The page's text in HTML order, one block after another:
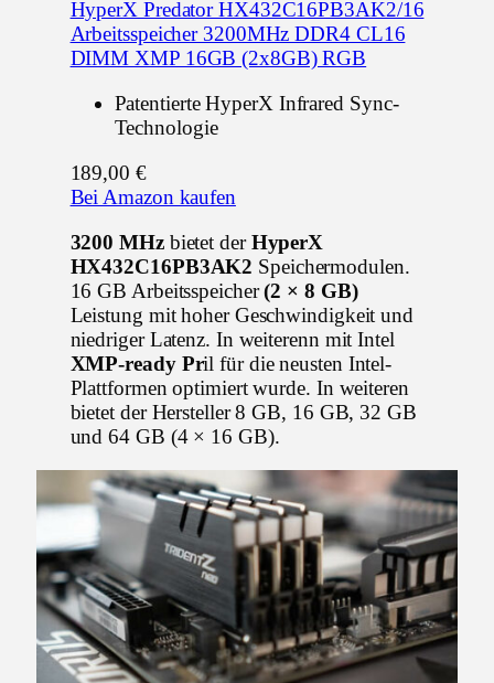
HyperX Predator HX432C16PB3AK2/16
Arbeitsspeicher 3200MHz DDR4 CL16
DIMM XMP 16GB (2x8GB) RGB
Patentierte HyperX Infrared Sync-
Technologie
189,00 €
Bei Amazon kaufen
3200 MHzbietet derHyperX
HX432C16PB3AK2 Speichermodulen.
16 GB Arbeitsspeicher(2 × 8 GB)
Leistung mit hoher Geschwindigkeit und
niedriger Latenz. In weiterenn mit Intel
XMP-ready Pril für die neusten Intel-
Plattformen optimiert wurde. In weiteren
bietet der Hersteller 8 GB, 16 GB, 32 GB
und 64 GB (4 × 16 GB).